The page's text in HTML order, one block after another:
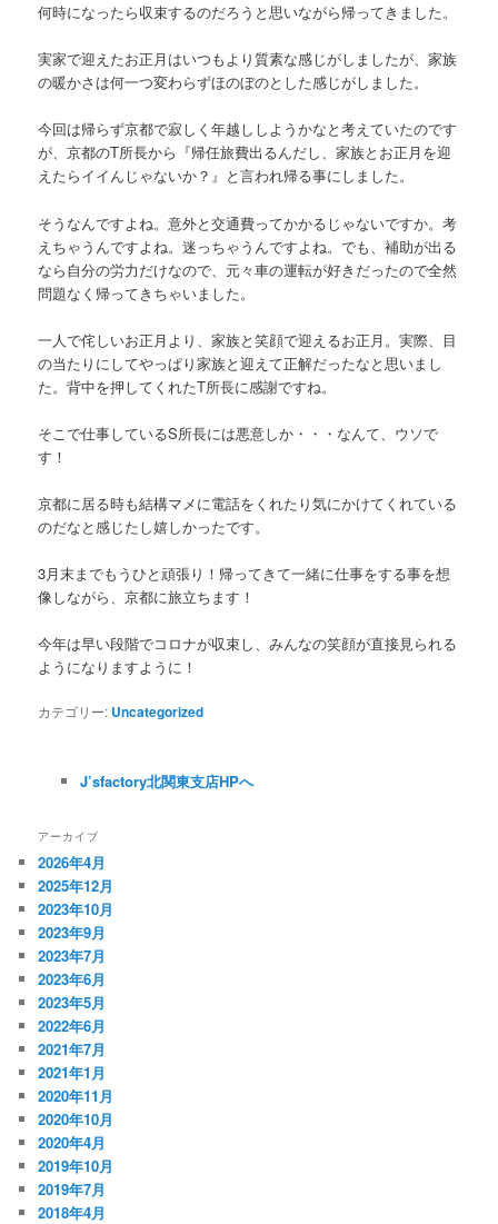
何時になったら収束するのだろうと思いながら帰ってきました。
実家で迎えたお正月はいつもより質素な感じがしましたが、家族
の暖かさは何一つ変わらずほのぼのとした感じがしました。
今回は帰らず京都で寂しく年越ししようかなと考えていたのです
が、京都のT所長から『帰任旅費出るんだし、家族とお正月を迎
えたらイイんじゃないか？』と言われ帰る事にしました。
そうなんですよね。意外と交通費ってかかるじゃないですか。考
えちゃうんですよね。迷っちゃうんですよね。でも、補助が出る
なら自分の労力だけなので、元々車の運転が好きだったので全然
問題なく帰ってきちゃいました。
一人で侘しいお正月より、家族と笑顔で迎えるお正月。実際、目
の当たりにしてやっぱり家族と迎えて正解だったなと思いまし
た。背中を押してくれたT所長に感謝ですね。
そこで仕事しているS所長には悪意しか・・・なんて、ウソで
す！
京都に居る時も結構マメに電話をくれたり気にかけてくれている
のだなと感じたし嬉しかったです。
3月末までもうひと頑張り！帰ってきて一緒に仕事をする事を想
像しながら、京都に旅立ちます！
今年は早い段階でコロナが収束し、みんなの笑顔が直接見られる
ようになりますように！
カテゴリー: Uncategorized
J’sfactory北関東支店HPへ
アーカイブ
2026年4月
2025年12月
2023年10月
2023年9月
2023年7月
2023年6月
2023年5月
2022年6月
2021年7月
2021年1月
2020年11月
2020年10月
2020年4月
2019年10月
2019年7月
2018年4月